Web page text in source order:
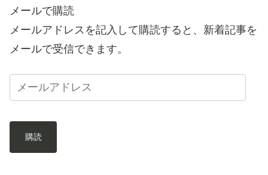
メールで購読
メールアドレスを記入して購読すると、新着記事を
メールで受信できます。
購読